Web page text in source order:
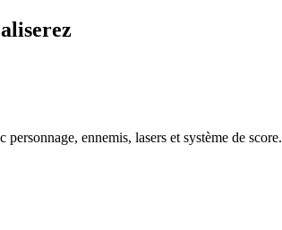
ennemis, lasers et système de score.